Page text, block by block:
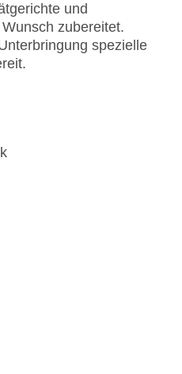
249
Pool
Express, Diners Club,
Visa
und
zubereitet.
spezielle